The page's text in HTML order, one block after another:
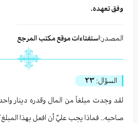
وفق تعهده.
المصدر:استفتاءات موقع مكتب المرجع
السؤال: ٢٣
لقد وجدت مبلغاً من المال وقدره دينار
صاحبه.. فماذا يجب عليّ أن افعل بهذا